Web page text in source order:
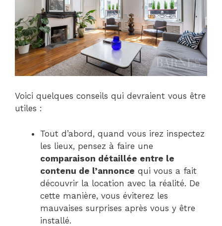
Voici quelques conseils qui devraient vous être
utiles :
Tout d’abord, quand vous irez inspectez
les lieux, pensez à faire une
comparaison détaillée entre le
contenu de l’annonce qui vous a fait
découvrir la location avec la réalité. De
cette manière, vous éviterez les
mauvaises surprises après vous y être
installé.